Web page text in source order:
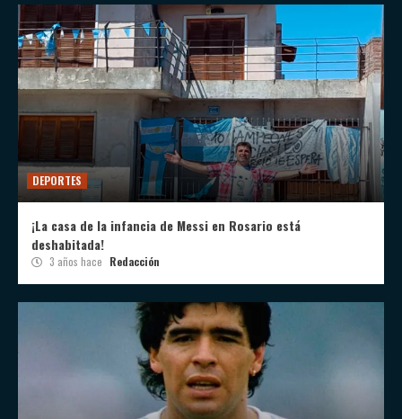
DEPORTES
¡La casa de la infancia de Messi en Rosario está
deshabitada!
3 años hace Redacción